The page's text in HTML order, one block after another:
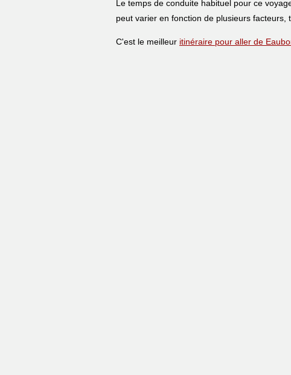
Le temps de conduite habituel pour ce
peut varier en fonction de plusieurs
C'est le meilleur itinéraire pour aller de